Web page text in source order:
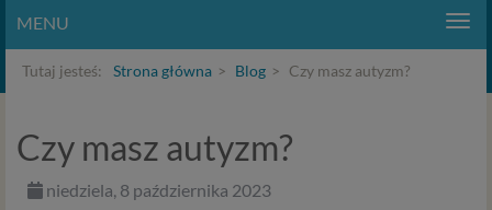
MENU
Tutaj jesteś: Strona główna Blog Czy masz autyzm?
Czy masz autyzm?
niedziela, 8 października 2023